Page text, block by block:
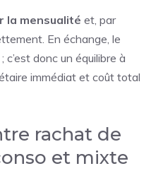
la mensualité et, par
En échange, le
c’est donc un équilibre à
immédiat et coût total
rachat de
et mixte